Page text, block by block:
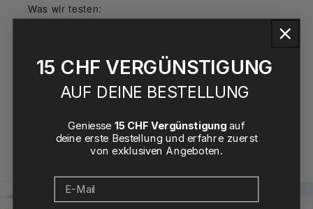
Was wir testen:
Weichheit, Elastizität und Nahtkomfort
Validierung:Feedback und biometrische Daten der
Teilnehmer fließen direkt in die Designoptimierung
„Wir testen nicht nur Stoffe – wir testen Schlaf.“
15 CHF VERGÜNSTIGUNG
AUF DEINE BESTELLUNG
Geniesse15 CHF Vergünstigung auf
deine erste Bestellung und erfahre zuerst
von exklusiven Angeboten.